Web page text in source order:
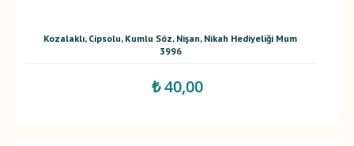
Kozalaklı, Cipsolu, Kumlu Söz, Nişan, Nikah Hediyeliği Mum
3996
₺ 40,00